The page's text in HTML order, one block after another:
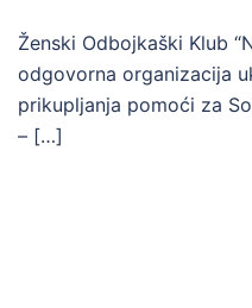
Ženski Odbojkaški Klub
odgovorna organizacija
prikupljanja pomoći za
– […]